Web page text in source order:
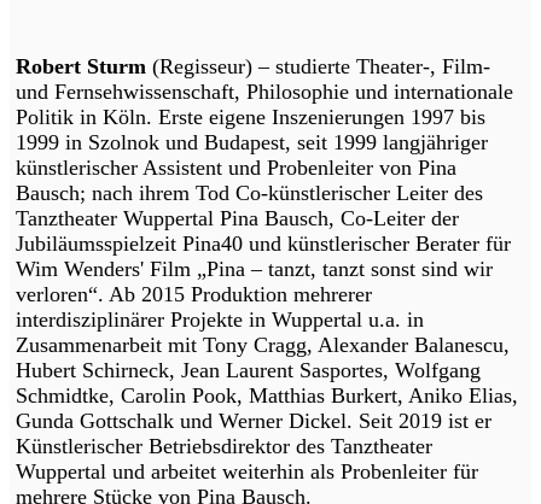
Robert Sturm (Regisseur) – studierte Theater-, Film-
und Fernsehwissenschaft, Philosophie und internationale
Politik in Köln. Erste eigene Inszenierungen 1997 bis
1999 in Szolnok und Budapest, seit 1999 langjähriger
künstlerischer Assistent und Probenleiter von Pina
Bausch; nach ihrem Tod Co-künstlerischer Leiter des
Tanztheater Wuppertal Pina Bausch, Co-Leiter der
Jubiläumsspielzeit Pina40 und künstlerischer Berater für
Wim Wenders' Film „Pina – tanzt, tanzt sonst sind wir
verloren“. Ab 2015 Produktion mehrerer
interdisziplinärer Projekte in Wuppertal u.a. in
Zusammenarbeit mit Tony Cragg, Alexander Balanescu,
Hubert Schirneck, Jean Laurent Sasportes, Wolfgang
Schmidtke, Carolin Pook, Matthias Burkert, Aniko Elias,
Gunda Gottschalk und Werner Dickel. Seit 2019 ist er
Künstlerischer Betriebsdirektor des Tanztheater
Wuppertal und arbeitet weiterhin als Probenleiter für
mehrere Stücke von Pina Bausch.